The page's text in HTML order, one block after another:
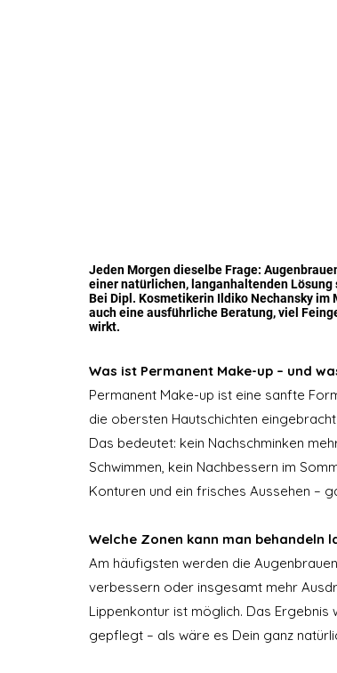
Jeden Morgen dieselbe Frage:
einer natürlichen, langanhaltenden Lösung
Bei Dipl. Kosmetikerin Ildiko Nechansky
auch eine ausführliche Beratung, viel
wirkt.
Was ist Permanent Make-up – und
Permanent Make-up ist eine sanfte
die obersten Hautschichten
Das bedeutet: kein Nachschminken
Schwimmen, kein Nachbessern im
Konturen und ein frisches Aussehen –
Welche Zonen kann man behandeln
Am häufigsten werden die
verbessern oder insgesamt mehr
Lippenkontur ist möglich. Das
gepflegt – als wäre es Dein ganz